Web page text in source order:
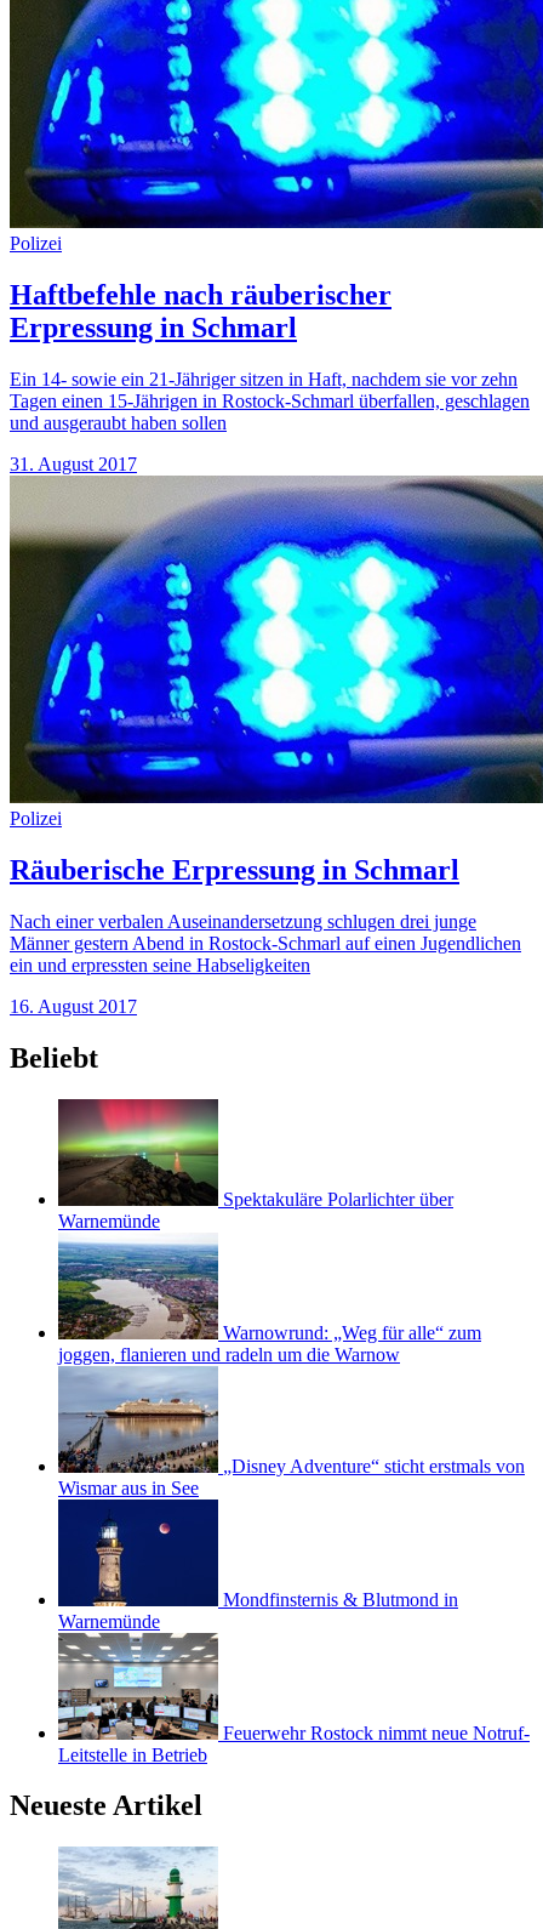
Polizei
Haftbefehle nach räuberischer
Erpressung in Schmarl
Ein 14- sowie ein 21-Jähriger sitzen in Haft, nachdem sie vor zehn
Tagen einen 15-Jährigen in Rostock-Schmarl überfallen, geschlagen
und ausgeraubt haben sollen
31. August 2017
Polizei
Räuberische Erpressung in Schmarl
Nach einer verbalen Auseinandersetzung schlugen drei junge
Männer gestern Abend in Rostock-Schmarl auf einen Jugendlichen
ein und erpressten seine Habseligkeiten
16. August 2017
Beliebt
Spektakuläre Polarlichter über
Warnemünde
Warnowrund: „Weg für alle“ zum
joggen, flanieren und radeln um die Warnow
„Disney Adventure“ sticht erstmals von
Wismar aus in See
Mondfinsternis & Blutmond in
Warnemünde
Feuerwehr Rostock nimmt neue Notruf-
Leitstelle in Betrieb
Neueste Artikel